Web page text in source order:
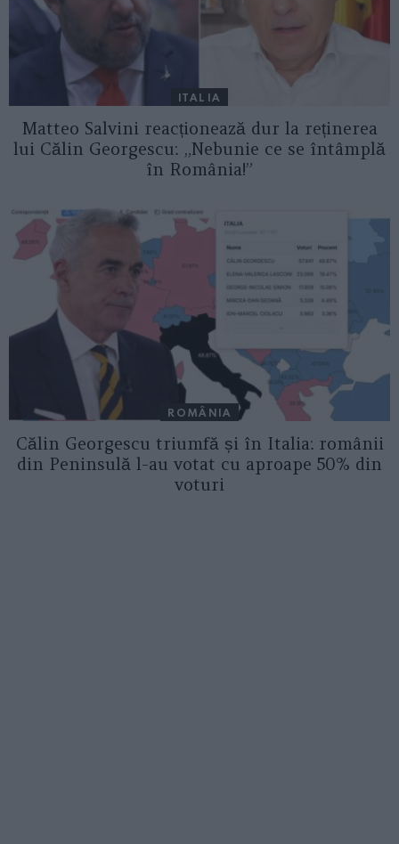
ITALIA
Matteo Salvini reacționează dur la reținerea
lui Călin Georgescu: „Nebunie ce se întâmplă
în România!”
ROMÂNIA
Călin Georgescu triumfă și în Italia: românii
din Peninsulă l-au votat cu aproape 50% din
voturi